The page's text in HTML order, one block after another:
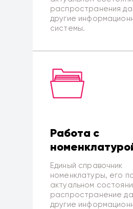
распространения
другие
системы.
Работа с
Единый справочник
номенклатуры, его
актуальном
распространение
другие